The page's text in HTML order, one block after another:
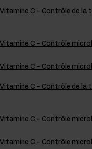
C - Contrôle de la
C - Contrôle
C - Contrôle
C - Contrôle de la
C - Contrôle
C - Contrôle